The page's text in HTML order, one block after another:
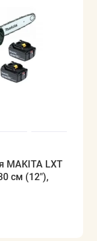
MAKITA LXT
см (12"),